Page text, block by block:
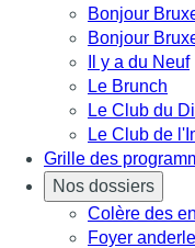
Bonjour
Bonjour
Il y a du Neuf
Le Brunch
Le Club du
Le Club de
Grille des
Nos dossiers
Colère des
Foyer